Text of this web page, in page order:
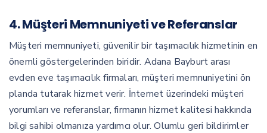
4.Müşteri Memnuniyeti ve Referanslar
Müşteri memnuniyeti, güvenilir bir taşımacılık hizmetinin en
önemli göstergelerinden biridir. Adana Bayburt arası
evden eve taşımacılık firmaları, müşteri memnuniyetini ön
planda tutarak hizmet verir. İnternet üzerindeki müşteri
yorumları ve referanslar, firmanın hizmet kalitesi hakkında
bilgi sahibi olmanıza yardımcı olur. Olumlu geri bildirimler